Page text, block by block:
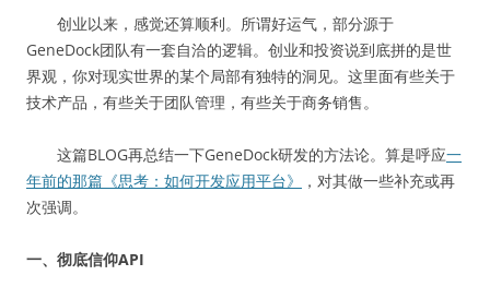
创业以来，感觉还算顺利。所谓好运气，部分源于
GeneDock团队有一套自洽的逻辑。创业和投资说到底拼的是世
界观，你对现实世界的某个局部有独特的洞见。这里面有些关于
技术产品，有些关于团队管理，有些关于商务销售。
这篇BLOG再总结一下GeneDock研发的方法论。算是呼应一
年前的那篇《思考：如何开发应用平台》
，对其做一些补充或再
次强调。
一、彻底信仰API